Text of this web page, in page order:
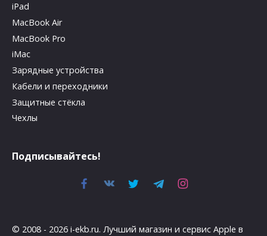
iPad
MacBook Air
MacBook Pro
iMac
Зарядные устройства
Кабели и переходники
Защитные стёкла
Чехлы
Подписывайтесь!
© 2008 - 2026 i-ekb.ru. Лучший магазин и сервис Apple в